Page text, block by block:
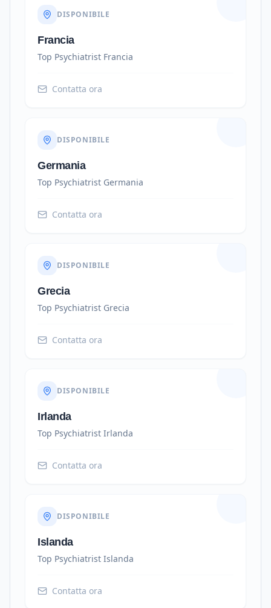
DISPONIBILE
Francia
Top Psychiatrist Francia
Contatta ora
DISPONIBILE
Germania
Top Psychiatrist Germania
Contatta ora
DISPONIBILE
Grecia
Top Psychiatrist Grecia
Contatta ora
DISPONIBILE
Irlanda
Top Psychiatrist Irlanda
Contatta ora
DISPONIBILE
Islanda
Top Psychiatrist Islanda
Contatta ora